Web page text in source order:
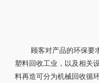
顾客对产品的环保要求
塑料回收工业，以及相关
料再造可分为机械回收循